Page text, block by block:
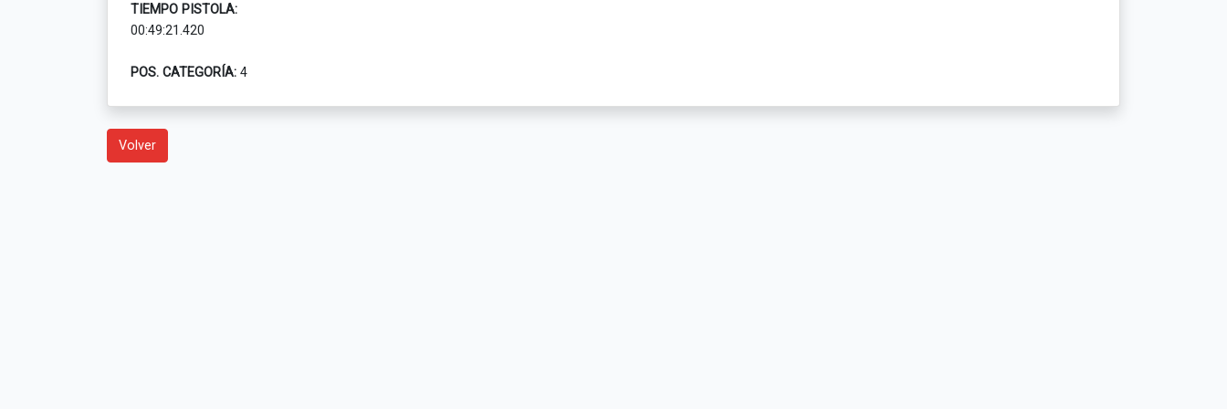
TIEMPO PISTOLA:
00:49:21.420
POS. CATEGORÍA: 4
Volver